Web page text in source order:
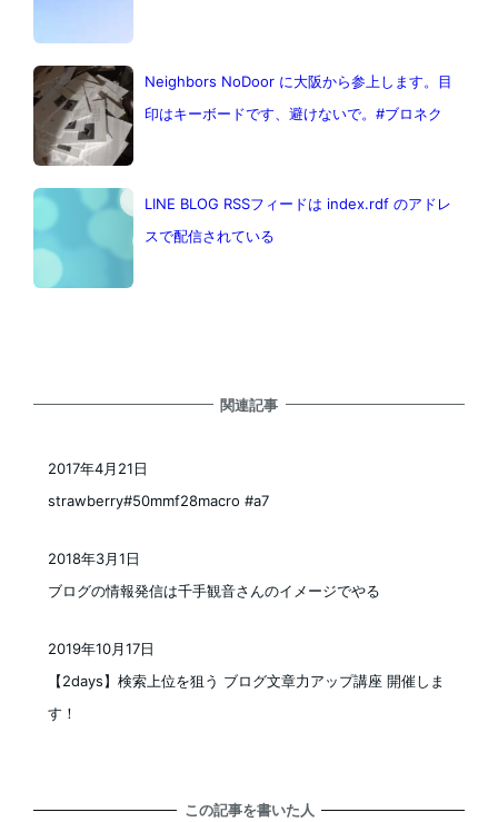
Neighbors NoDoor に大阪から参上します。目
印はキーボードです、避けないで。#ブロネク
LINE BLOG RSSフィードは index.rdf のアドレ
スで配信されている
関連記事
strawberry#50mmf28macro #a7
2017年4月21日
ブログの情報発信は千手観音さんのイメージでやる
2018年3月1日
【2days】検索上位を狙う ブログ文章力アップ講座 開催しま
す！
2019年10月17日
この記事を書いた人